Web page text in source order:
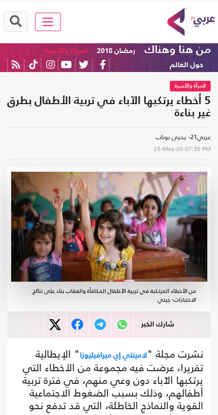
من هنا وهناك رمضان 2018
المرأة والأسرة
حول العالم
المرأة والأسرة
5 أخطاء يرتكبها الآباء في تربية الأطفال بطرق
غير بناءة
عربي21- يحيى بوناب
25-May-20 07:35 PM
من الأخطاء المرتكبة في تربية الأطفال المكافأة والعقاب بناء على نتائج
الاختبارات- جيتي
شارك الخبر
نشرت مجلة "لامينتي إي ميرافيليوزا" الإيطالية
تقريرا، عرضت فيه مجموعة من الأخطاء التي
يرتكبها الآباء دون وعي منهم، في فترة تربية
أطفالهم، وذلك بسبب الضغوط الاجتماعية
القوية والنماذج الخاطئة، التي قد تدفع نحو